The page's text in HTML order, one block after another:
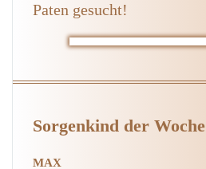
Paten gesucht!
Sorgenkind der Woche
MAX